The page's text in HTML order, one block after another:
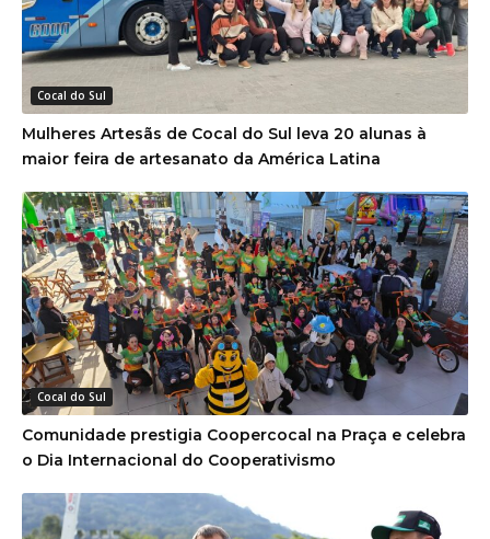
Cocal do Sul
Mulheres Artesãs de Cocal do Sul leva 20 alunas à
maior feira de artesanato da América Latina
Cocal do Sul
Comunidade prestigia Coopercocal na Praça e celebra
o Dia Internacional do Cooperativismo